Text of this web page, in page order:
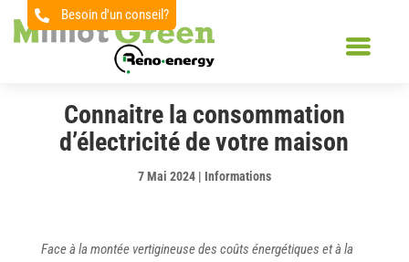
 Besoin d'un conseil?
Connaitre la consommation
d’électricité de votre maison
7 Mai 2024| Informations
Face à la montée vertigineuse des coûts énergétiques et à la